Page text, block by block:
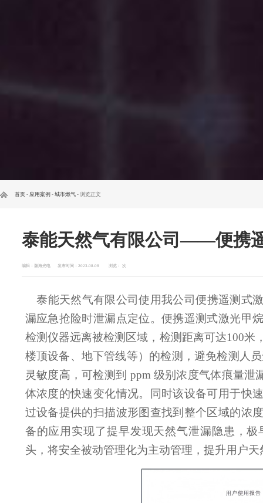
首页 - 应用案例 - 城市燃气 - 浏览正文
泰能天然气有限公司——便携
编辑：瀚海光电 发布时间：2023-08-08 浏览： 次
泰能天然气有限公司使用我公司便携遥测式
漏应急抢险时泄漏点定位。便携遥测式激光甲
检测仪器远离被检测区域，检测距离可达100
楼顶设备、地下管线等）的检测，避免检测人
灵敏度高，可检测到 ppm 级别浓度气体痕量泄
体浓度的快速变化情况。同时该设备可用于快
过设备提供的扫描波形图查找到整个区域的浓
备的应用实现了提早发现天然气泄漏隐患，
头，将安全被动管理化为主动管理，提升用户